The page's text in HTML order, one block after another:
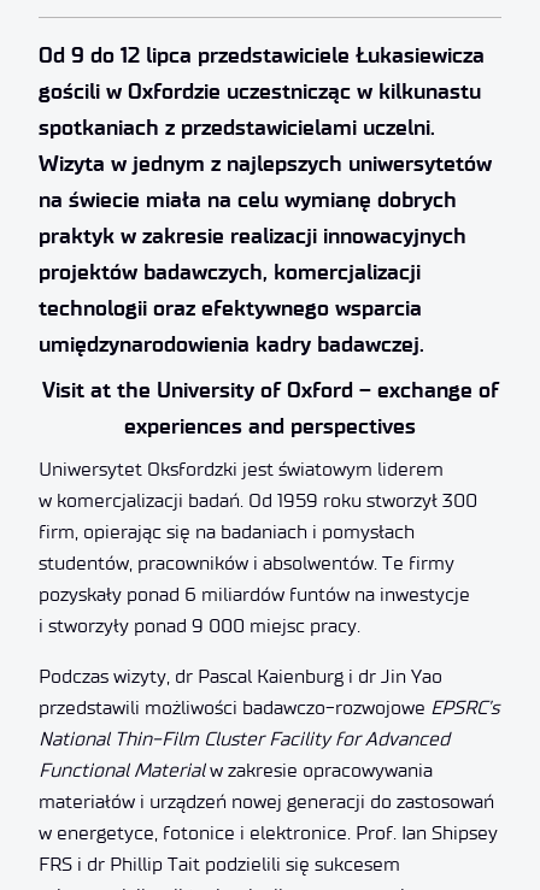
Od 9 do 12 lipca przedstawiciele Łukasiewicza
gościli w Oxfordzie uczestnicząc w kilkunastu
spotkaniach z przedstawicielami uczelni.
Wizyta w jednym z najlepszych uniwersytetów
na świecie miała na celu wymianę dobrych
praktyk w zakresie realizacji innowacyjnych
projektów badawczych, komercjalizacji
technologii oraz efektywnego wsparcia
umiędzynarodowienia kadry badawczej.
Visit at the University of Oxford – exchange of
experiences and perspectives
Uniwersytet Oksfordzki jest światowym liderem
w komercjalizacji badań. Od 1959 roku stworzył 300
firm, opierając się na badaniach i pomysłach
studentów, pracowników i absolwentów. Te firmy
pozyskały ponad 6 miliardów funtów na inwestycje
i stworzyły ponad 9 000 miejsc pracy.
Podczas wizyty, dr Pascal Kaienburg i dr Jin Yao
przedstawili możliwości badawczo-rozwojowe EPSRC’s
National Thin-Film Cluster Facility for Advanced
Functional Materialw zakresie opracowywania
materiałów i urządzeń nowej generacji do zastosowań
w energetyce, fotonice i elektronice. Prof. Ian Shipsey
FRS i dr Phillip Tait podzielili się sukcesem